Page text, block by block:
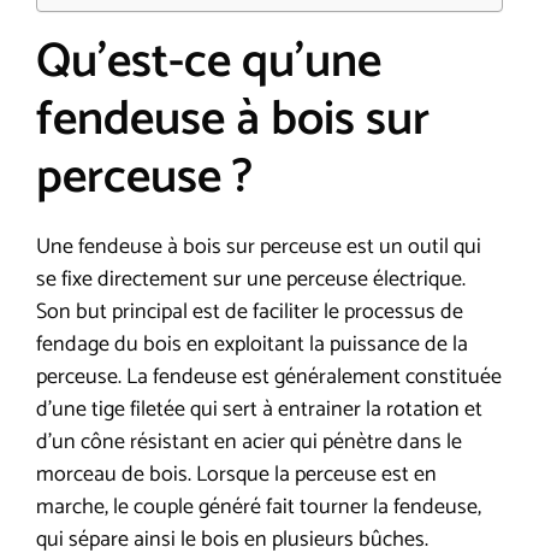
Qu’est-ce qu’une
fendeuse à bois sur
perceuse ?
Une fendeuse à bois sur perceuse est un outil qui
se fixe directement sur une perceuse électrique.
Son but principal est de faciliter le processus de
fendage du bois en exploitant la puissance de la
perceuse. La fendeuse est généralement constituée
d’une tige filetée qui sert à entrainer la rotation et
d’un cône résistant en acier qui pénètre dans le
morceau de bois. Lorsque la perceuse est en
marche, le couple généré fait tourner la fendeuse,
qui sépare ainsi le bois en plusieurs bûches.